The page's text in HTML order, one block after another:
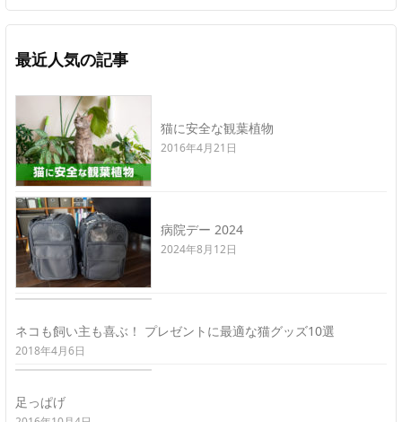
最近人気の記事
猫に安全な観葉植物
2016年4月21日
病院デー 2024
2024年8月12日
ネコも飼い主も喜ぶ！ プレゼントに最適な猫グッズ10選
2018年4月6日
足っぱげ